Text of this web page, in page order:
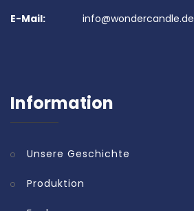
E-Mail:
info@wondercandle.de
Information
Unsere Geschichte
Produktion